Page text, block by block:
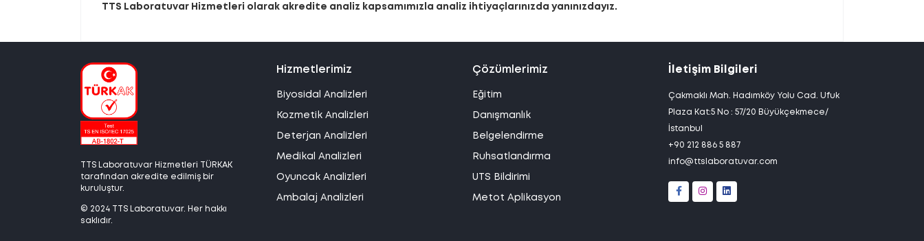
TTS Laboratuvar Hizmetleri olarak akredite analiz kapsamımızla analiz ihtiyaçlarınızda yanınızdayız.
TTS Laboratuvar Hizmetleri TÜRKAK
tarafından akredite edilmiş bir
kuruluştur.
© 2024 TTS Laboratuvar. Her hakkı
saklıdır.
Hizmetlerimiz
Biyosidal Analizleri
Kozmetik Analizleri
Deterjan Analizleri
Medikal Analizleri
Oyuncak Analizleri
Ambalaj Analizleri
Çözümlerimiz
Eğitim
Danışmanlık
Belgelendirme
Ruhsatlandırma
UTS Bildirimi
Metot Aplikasyon
İletişim Bilgileri
Çakmaklı Mah. Hadımköy Yolu Cad. Ufuk
Plaza Kat:5 No : 57/20 Büyükçekmece/
İstanbul
+90 212 886 5 887
info@ttslaboratuvar.com